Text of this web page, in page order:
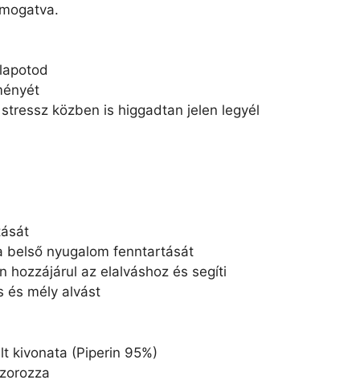
közben is higgadtan jelen legyél
belső nyugalom fenntartását
hozzájárul az elalváshoz és segíti
és mély alvást
kivonata (Piperin 95%)